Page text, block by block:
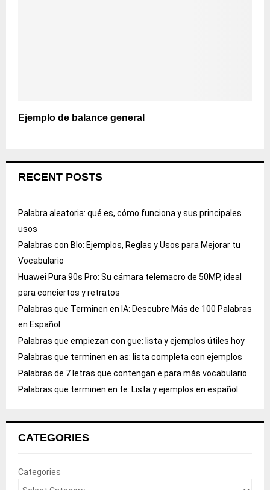
Ejemplo de balance general
RECENT POSTS
Palabra aleatoria: qué es, cómo funciona y sus principales
usos
Palabras con Blo: Ejemplos, Reglas y Usos para Mejorar tu
Vocabulario
Huawei Pura 90s Pro: Su cámara telemacro de 50MP, ideal
para conciertos y retratos
Palabras que Terminen en IA: Descubre Más de 100 Palabras
en Español
Palabras que empiezan con gue: lista y ejemplos útiles hoy
Palabras que terminen en as: lista completa con ejemplos
Palabras de 7 letras que contengan e para más vocabulario
Palabras que terminen en te: Lista y ejemplos en español
CATEGORIES
Categories